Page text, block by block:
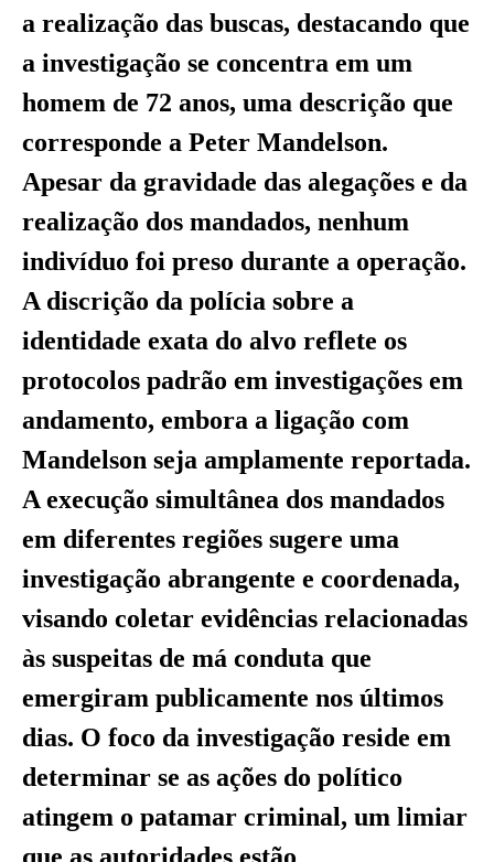
a realização das buscas, destacando que
a investigação se concentra em um
homem de 72 anos, uma descrição que
corresponde a Peter Mandelson.
Apesar da gravidade das alegações e da
realização dos mandados, nenhum
indivíduo foi preso durante a operação.
A discrição da polícia sobre a
identidade exata do alvo reflete os
protocolos padrão em investigações em
andamento, embora a ligação com
Mandelson seja amplamente reportada.
A execução simultânea dos mandados
em diferentes regiões sugere uma
investigação abrangente e coordenada,
visando coletar evidências relacionadas
às suspeitas de má conduta que
emergiram publicamente nos últimos
dias. O foco da investigação reside em
determinar se as ações do político
atingem o patamar criminal, um limiar